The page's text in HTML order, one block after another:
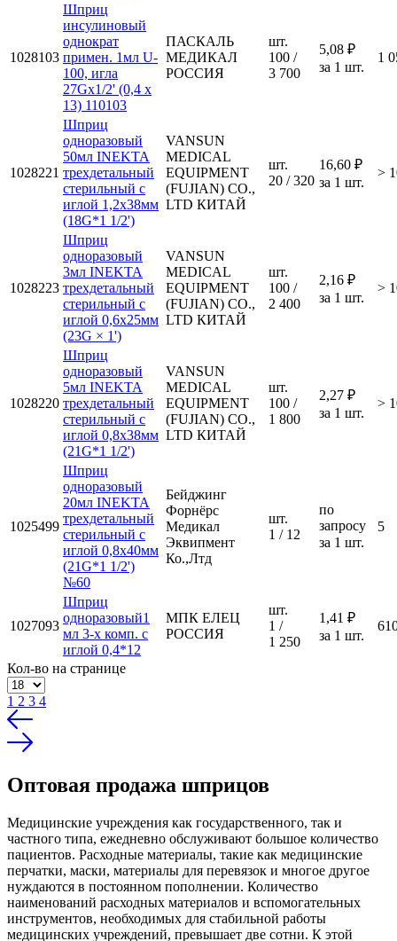
1028103
Шприц
инсулиновый
однократ
примен. 1мл U-
100, игла
27Gх1/2' (0,4 x
13) 110103
ПАСКАЛЬ
МЕДИКАЛ
РОССИЯ
шт.
100 /
3 700
5,08 ₽
за 1 шт.
1
1028221
Шприц
одноразовый
50мл INEKTA
трехдетальный
стерильный с
иглой 1,2х38мм
(18G*1 1/2')
VANSUN
MEDICAL
EQUIPMENT
(FUJIAN) CO.,
LTD КИТАЙ
шт.
20 / 320
16,60 ₽
за 1 шт.
>
1028223
Шприц
одноразовый
3мл INEKTA
трехдетальный
стерильный с
иглой 0,6х25мм
(23G × 1')
VANSUN
MEDICAL
EQUIPMENT
(FUJIAN) CO.,
LTD КИТАЙ
шт.
100 /
2 400
2,16 ₽
за 1 шт.
>
1028220
Шприц
одноразовый
5мл INEKTA
трехдетальный
стерильный с
иглой 0,8х38мм
(21G*1 1/2')
VANSUN
MEDICAL
EQUIPMENT
(FUJIAN) CO.,
LTD КИТАЙ
шт.
100 /
1 800
2,27 ₽
за 1 шт.
>
1025499
Шприц
одноразовый
20мл INEKTA
трехдетальный
стерильный с
иглой 0,8х40мм
(21G*1 1/2')
№60
Бейджинг
Форнёрс
Медикал
Эквипмент
Ко.,Лтд
шт.
1 / 12
по
запросу
за 1 шт.
5
1027093
Шприц
одноразовый1
мл 3-х комп. с
иглой 0,4*12
МПК ЕЛЕЦ
РОССИЯ
шт.
1 /
1 250
1,41 ₽
за 1 шт.
Кол-во на странице
1 2 3 4
Оптовая продажа шприцов
Медицинские учреждения как государственного, так и
частного типа, ежедневно обслуживают большое количество
пациентов. Расходные материалы, такие как медицинские
перчатки, маски, материалы для перевязок и многое другое
нуждаются в постоянном пополнении. Количество
наименований расходных материалов и вспомогательных
инструментов, необходимых для стабильной работы
медицинских учреждений, превышает две сотни. К этой